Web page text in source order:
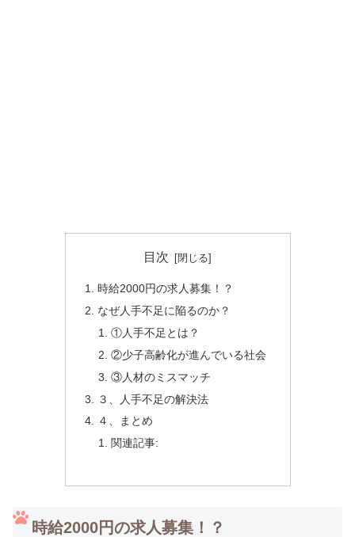
目次
時給2000円の求人募集！？
なぜ人手不足に陥るのか？
①人手不足とは？
②少子高齢化が進んでいる社会
③人材のミスマッチ
３、人手不足の解決法
４、まとめ
関連記事:
時給2000円の求人募集！？